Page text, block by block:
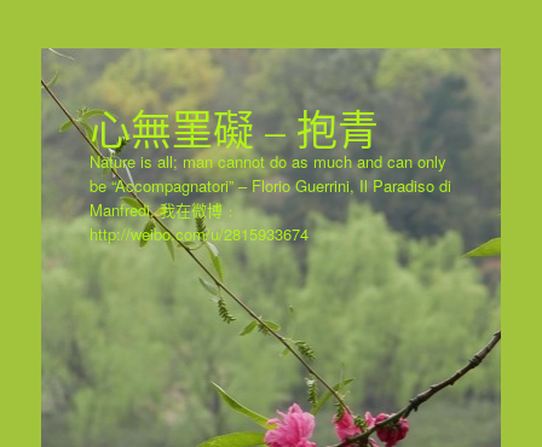
心無罣礙 – 抱青
Nature is all; man cannot do as much and can only
be “Accompagnatori” – Florio Guerrini, Il Paradiso di
Manfredi. 我在微博﹕
http://weibo.com/u/2815933674